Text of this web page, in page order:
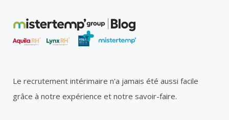
Le recrutement intérimaire n'a jamais été aussi facile
grâce à notre expérience et notre savoir-faire.